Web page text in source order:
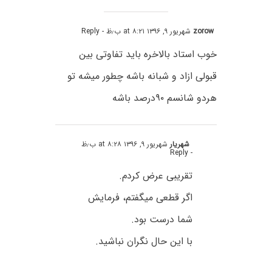
zorow شهریور ۹, ۱۳۹۶ at ۸:۲۱ ب٫ظ - Reply
خوب استاد بالاخره باید تفاوتی بین
قبولی ازاد و شبانه باشه چطور میشه تو
هردو شانسم ۹۰درصد باشه
شهریارشهریور ۹, ۱۳۹۶ at ۸:۲۸ ب٫ظ
- Reply
تقریبی عرض کردم.
اگر قطعی میگفتم، فرمایش
شما درست بود.
با این حال نگران نباشید.